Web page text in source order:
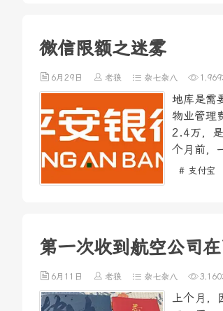
微信限额之迷雾
6月29日 老狼 杂七杂八 1,969
地库是需
物业管理
2.4万，
个月前，
# 支付宝
第一次收到航空公司
6月11日 老狼 杂七杂八 3,160
上个月，